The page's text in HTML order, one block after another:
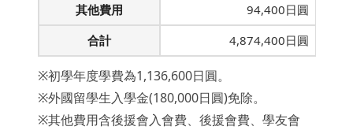
其他費用
94,400日圓
合計
4,874,400日圓
※初學年度學費為1,136,600日圓。
※外國留學生入學金(180,000日圓)免除。
※其他費用含後援會入會費、後援會費、學友會